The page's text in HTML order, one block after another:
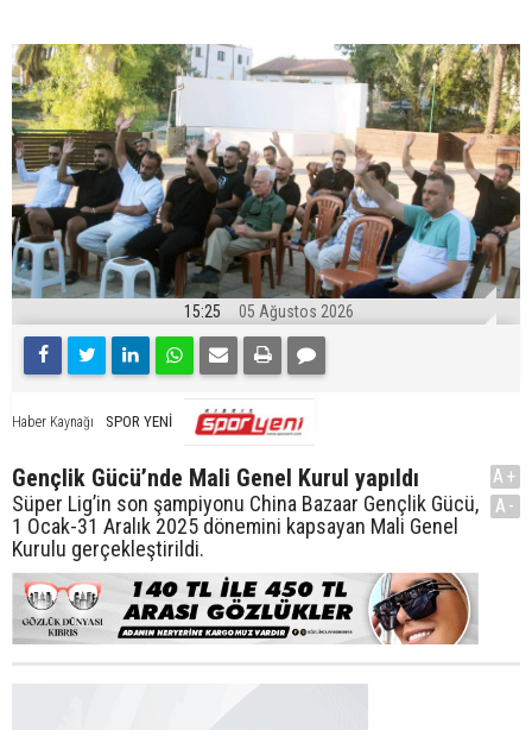
15:25 05 Ağustos 2026
Haber Kaynağı SPOR YENİ
Gençlik Gücü’nde Mali Genel Kurul yapıldı
Süper Lig’in son şampiyonu China Bazaar Gençlik Gücü,
1 Ocak-31 Aralık 2025 dönemini kapsayan Mali Genel
Kurulu gerçekleştirildi.
A+
A-